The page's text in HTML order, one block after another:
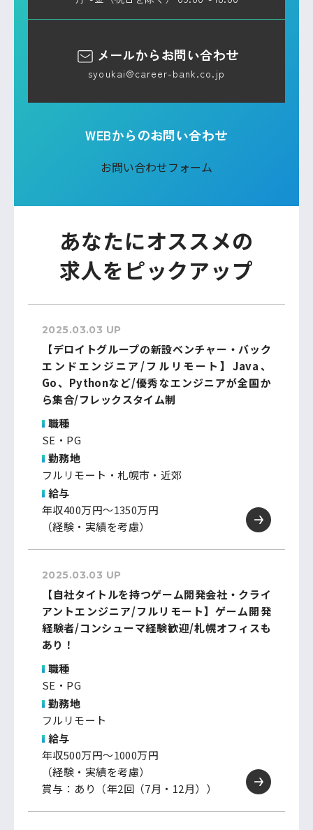
メールからお問い合わせ
syoukai@career-bank.co.jp
WEBからのお問い合わせ
お問い合わせフォーム
あなたにオススメの
求人をピックアップ
2025.03.03 UP
【デロイトグループの新設ベンチャー・バック
エンドエンジニア/フルリモート】Java、
Go、Pythonなど/優秀なエンジニアが全国か
ら集合/フレックスタイム制
職種
SE・PG
勤務地
フルリモート・札幌市・近郊
給与
年収400万円～1350万円
（経験・実績を考慮）
2025.03.03 UP
【自社タイトルを持つゲーム開発会社・クライ
アントエンジニア/フルリモート】ゲーム開発
経験者/コンシューマ経験歓迎/札幌オフィスも
あり！
職種
SE・PG
勤務地
フルリモート
給与
年収500万円～1000万円
（経験・実績を考慮）
賞与：あり（年2回（7月・12月））